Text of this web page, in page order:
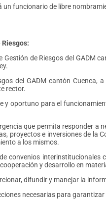
un funcionario de libre
Gestión de Riesgos del GADM
del GADM cantón
rector.
oportuno para el
que permita responder a
proyectos e inversiones de la
a los mismos.
convenios
y desarrollo en
difundir y manejar la
necesarias para